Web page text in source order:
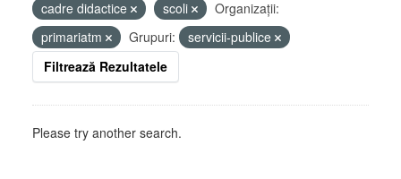
cadre didactice
scoli
Organizații:
primariatm
Grupuri:
servicii-publice
Filtrează Rezultatele
Please try another search.